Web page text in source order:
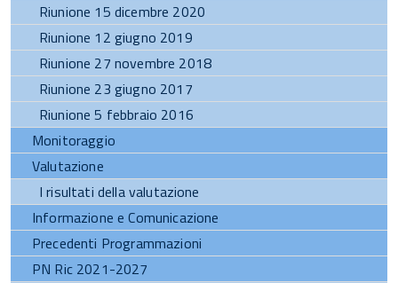
Riunione 15 dicembre 2020
Riunione 12 giugno 2019
Riunione 27 novembre 2018
Riunione 23 giugno 2017
Riunione 5 febbraio 2016
Monitoraggio
Valutazione
I risultati della valutazione
Informazione e Comunicazione
Precedenti Programmazioni
PN Ric 2021-2027